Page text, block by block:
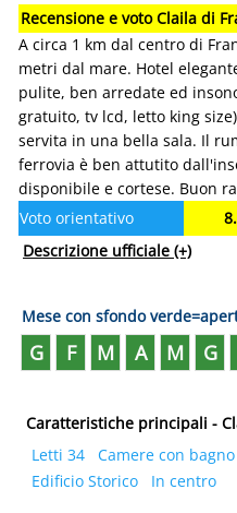
Recensione e voto Claila di
A circa 1 km dal centro di
metri dal mare. Hotel
pulite, ben arredate ed
gratuito, tv lcd, letto king
servita in una bella sala. Il
ferrovia è ben attutito
disponibile e cortese. Buon
Voto orientativo
Descrizione ufficiale (+)
Mese con sfondo
G F M A M G
Caratteristiche principali -
Letti 34
Camere con
Edificio Storico
In centro